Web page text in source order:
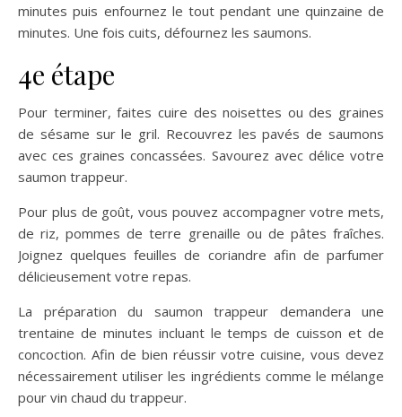
minutes puis enfournez le tout pendant une quinzaine de
minutes. Une fois cuits, défournez les saumons.
4e étape
Pour terminer, faites cuire des noisettes ou des graines
de sésame sur le gril. Recouvrez les pavés de saumons
avec ces graines concassées. Savourez avec délice votre
saumon trappeur.
Pour plus de goût, vous pouvez accompagner votre mets,
de riz, pommes de terre grenaille ou de pâtes fraîches.
Joignez quelques feuilles de coriandre afin de parfumer
délicieusement votre repas.
La préparation du saumon trappeur demandera une
trentaine de minutes incluant le temps de cuisson et de
concoction. Afin de bien réussir votre cuisine, vous devez
nécessairement utiliser les ingrédients comme le mélange
pour vin chaud du trappeur.